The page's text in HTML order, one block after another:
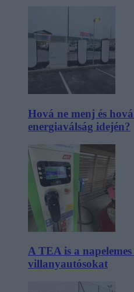
Hová ne menj és
energiaválság idején?
A TEA is a napelemes
villanyautósokat